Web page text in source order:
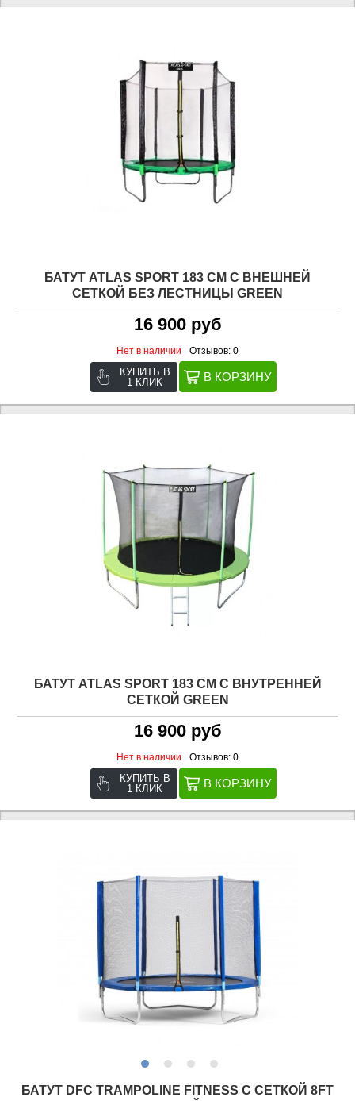
БАТУТ ATLAS SPORT 183 СМ С ВНЕШНЕЙ
СЕТКОЙ БЕЗ ЛЕСТНИЦЫ GREEN
16 900 руб
Нет в наличии Отзывов: 0
КУПИТЬ В
1 КЛИК
БАТУТ ATLAS SPORT 183 СМ С ВНУТРЕННЕЙ
СЕТКОЙ GREEN
16 900 руб
Нет в наличии Отзывов: 0
КУПИТЬ В
1 КЛИК
БАТУТ DFC TRAMPOLINE FITNESS С СЕТКОЙ 8FT